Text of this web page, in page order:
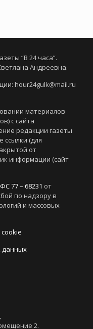
“В 24 часа”.
Андреевна.
hour24gulk@mail.ru
материалов
с сайта
редакции газеты
ссылки (для
от
информации (сайт
77 – 68231 от
по надзору в
и массовых
данных
2.